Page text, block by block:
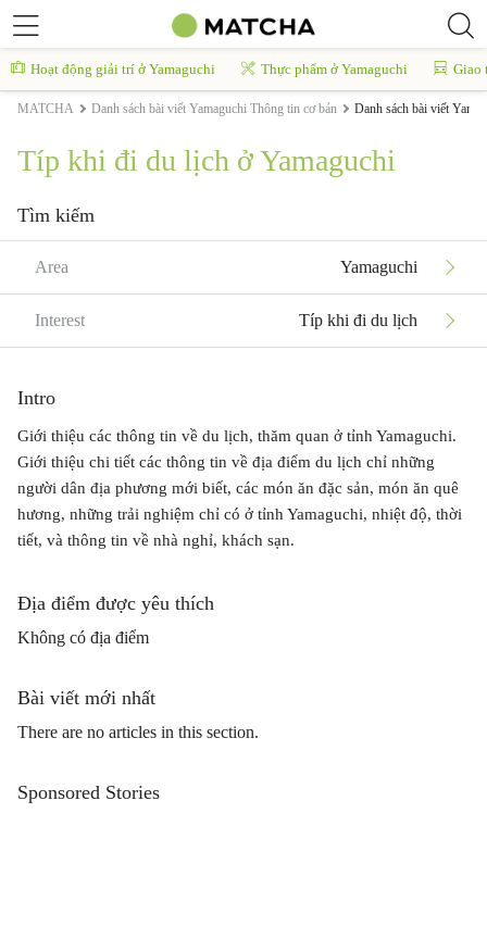
Hoạt động giải trí ở Yamaguchi Thực phẩm ở Yamaguchi Giao
MATCHA Danh sách bài viết Yamaguchi Thông tin cơ bản Danh sách bài viết
Típ khi đi du lịch ở Yamaguchi
Tìm kiếm
Area Yamaguchi
Interest Típ khi đi du lịch
Intro
Giới thiệu các thông tin về du lịch, thăm quan ở tỉnh Yamaguchi.
Giới thiệu chi tiết các thông tin về địa điểm du lịch chỉ những
người dân địa phương mới biết, các món ăn đặc sản, món ăn quê
hương, những trải nghiệm chỉ có ở tỉnh Yamaguchi, nhiệt độ, thời
tiết, và thông tin về nhà nghỉ, khách sạn.
Địa điểm được yêu thích
Không có địa điểm
Bài viết mới nhất
There are no articles in this section.
Sponsored Stories